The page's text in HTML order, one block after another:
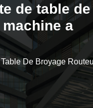
de table
a
De Broyage